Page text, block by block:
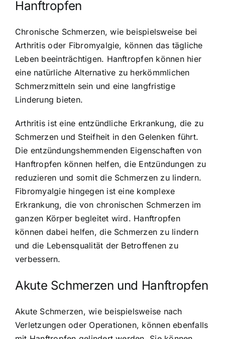
Hanftropfen
Chronische Schmerzen, wie beispielsweise bei
Arthritis oder Fibromyalgie, können das tägliche
Leben beeinträchtigen. Hanftropfen können hier
eine natürliche Alternative zu herkömmlichen
Schmerzmitteln sein und eine langfristige
Linderung bieten.
Arthritis ist eine entzündliche Erkrankung, die zu
Schmerzen und Steifheit in den Gelenken führt.
Die entzündungshemmenden Eigenschaften von
Hanftropfen können helfen, die Entzündungen zu
reduzieren und somit die Schmerzen zu lindern.
Fibromyalgie hingegen ist eine komplexe
Erkrankung, die von chronischen Schmerzen im
ganzen Körper begleitet wird. Hanftropfen
können dabei helfen, die Schmerzen zu lindern
und die Lebensqualität der Betroffenen zu
verbessern.
Akute Schmerzen und Hanftropfen
Akute Schmerzen, wie beispielsweise nach
Verletzungen oder Operationen, können ebenfalls